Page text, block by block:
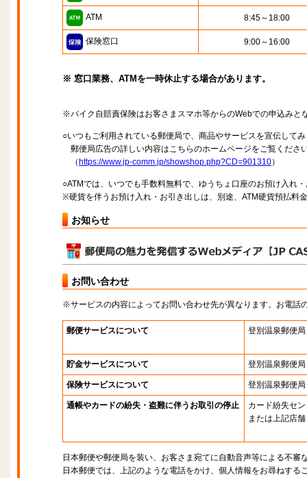
ATM 8:45～18:00
保険窓口 9:00～16:00
※ 窓口業務、ATMを一時休止する場合があります。
※バイク自賠責保険はお客さまスマホ等からのWebでの申込みと
○いつもご利用されている郵便局で、商品やサービスを宣伝して
郵便局広告の詳しい内容はこちらのホームページをご覧くださ
（ https://www.jp-comm.jp/showshop.php?CD=901310）
○ATMでは、いつでも手数料無料で、ゆうちょ口座のお預け入れ
※硬貨を伴うお預け入れ・お引き出しは、別途、ATM硬貨預払料
お知らせ
お問い合わせ
※サービスの内容によってお問い合わせ先が異なります。お電話
郵便サービスについて 登別温泉郵便局
貯金サービスについて 登別温泉郵便局
保険サービスについて 登別温泉郵便局
通帳やカードの紛失・盗難に伴うお取引の停止
カード紛失セ
または上記店舗
日本郵便や郵便局を装い、お客さま宛てに自動音声等による不審
日本郵便では、上記のような電話をかけ、個人情報をお尋ねする